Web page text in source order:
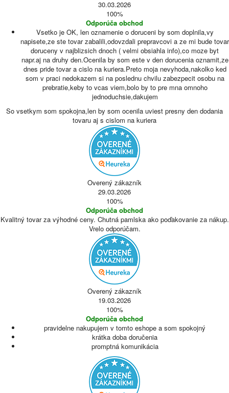
30.03.2026
100%
Odporúča obchod
Vsetko je OK, len oznamenie o doruceni by som doplnila,vy
napisete,ze ste tovar zabalili,odovzdali prepravcovi a ze mi bude tovar
doruceny v najblizsich dnoch ( velmi obsiahla info),co moze byt
napr.aj na druhy den.Ocenila by som este v den dorucenia oznamit,ze
dnes pride tovar a cislo na kuriera.Preto moja nevyhoda,nakolko ked
som v praci nedokazem si na poslednu chvilu zabezpecit osobu na
prebratie,keby to vcas viem,bolo by to pre mna omnoho
jednoduchsie,dakujem
So vsetkym som spokojna,len by som ocenila uviest presny den dodania
tovaru aj s cislom na kuriera
Overený zákazník
29.03.2026
100%
Odporúča obchod
Kvalitný tovar za výhodné ceny. Chutná pamlska ako poďakovanie za nákup.
Vrelo odporúčam.
Overený zákazník
19.03.2026
100%
Odporúča obchod
pravidelne nakupujem v tomto eshope a som spokojný
krátka doba doručenia
promptná komunikácia